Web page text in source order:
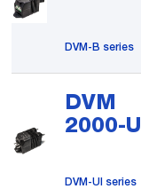
DVM-B series
DVM
2000-UI
DVM-UI series